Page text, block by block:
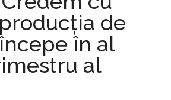
de
în al
al